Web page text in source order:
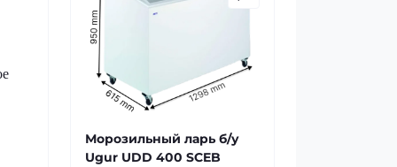
Морозильный ларь б/у
Ugur UDD 400 SCEB